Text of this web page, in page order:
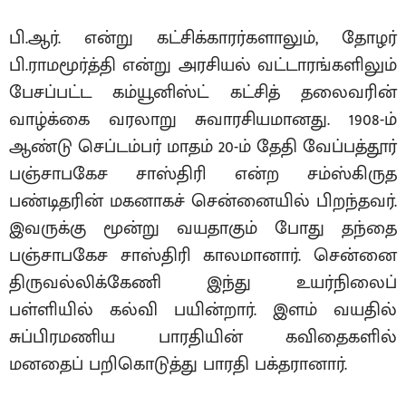
பி.ஆர். என்று கட்சிக்காரர்களாலும், தோழர்
பி.ராமமூர்த்தி என்று அரசியல் வட்டாரங்களிலும்
பேசப்பட்ட கம்யூனிஸ்ட் கட்சித் தலைவரின்
வாழ்க்கை வரலாறு சுவாரசியமானது. 1908-ம்
ஆண்டு செப்டம்பர் மாதம் 20-ம் தேதி வேப்பத்தூர்
பஞ்சாபகேச சாஸ்திரி என்ற சம்ஸ்கிருத
பண்டிதரின் மகனாகச் சென்னையில் பிறந்தவர்.
இவருக்கு மூன்று வயதாகும் போது தந்தை
பஞ்சாபகேச சாஸ்திரி காலமானார். சென்னை
திருவல்லிக்கேணி இந்து உயர்நிலைப்
பள்ளியில் கல்வி பயின்றார். இளம் வயதில்
சுப்பிரமணிய பாரதியின் கவிதைகளில்
மனதைப் பறிகொடுத்து பாரதி பக்தரானார்.